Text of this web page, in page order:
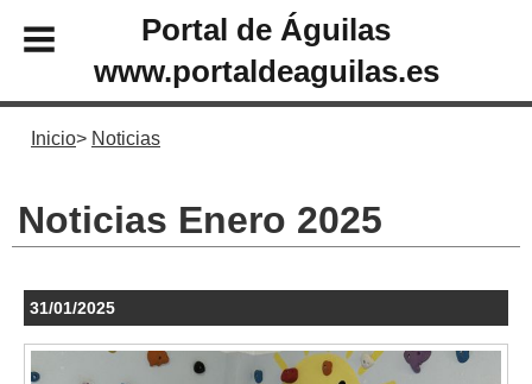
Portal de Águilas
www.portaldeaguilas.es
Inicio Noticias
Noticias Enero 2025
31/01/2025